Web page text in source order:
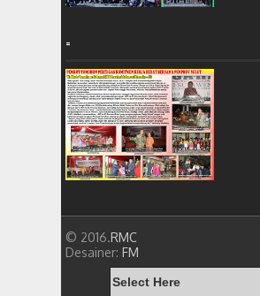
=
© 2016.RMC
Desainer: FM